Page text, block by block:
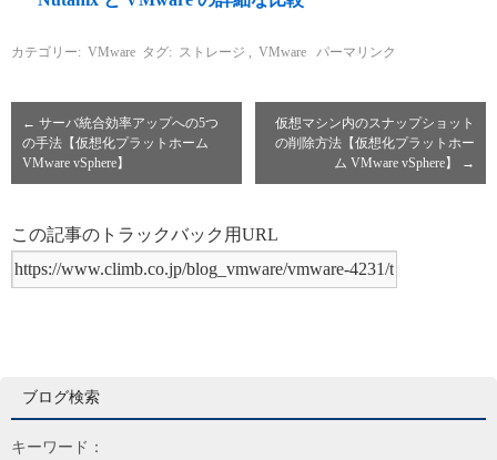
カテゴリー: VMware タグ: ストレージ VMware パーマリンク
← サーバ統合効率アップへの5つ
の手法【仮想化プラットホーム
VMware vSphere】
仮想マシン内のスナップショット
の削除方法【仮想化プラットホー
ム VMware vSphere】
→
この記事のトラックバック用URL
ブログ検索
キーワード：